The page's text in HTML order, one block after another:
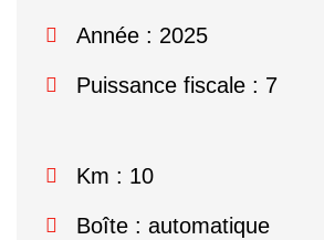
Année : 2025
Puissance fiscale : 7
Km : 10
Boîte : automatique